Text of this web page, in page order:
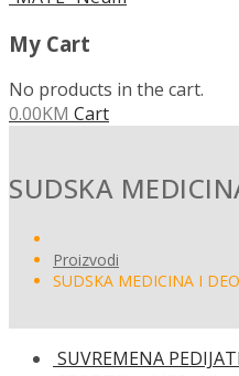
My Cart
No products in the cart.
0.00KM Cart
SUDSKA
Proizvodi
SUDSKA MEDICINA I
SUVREMENA